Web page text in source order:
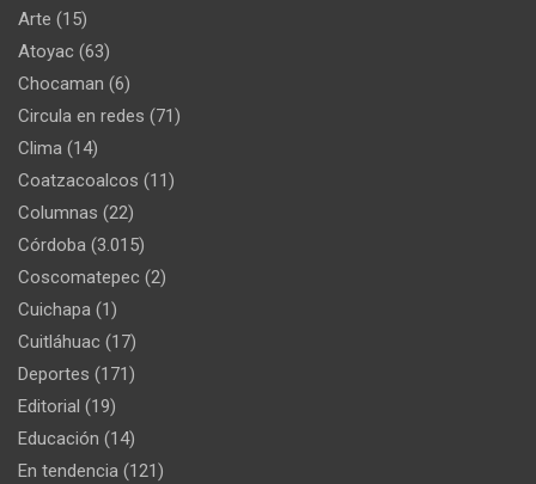
Arte (15)
Atoyac (63)
Chocaman (6)
Circula en redes (71)
Clima (14)
Coatzacoalcos (11)
Columnas (22)
Córdoba (3.015)
Coscomatepec (2)
Cuichapa (1)
Cuitláhuac (17)
Deportes (171)
Editorial (19)
Educación (14)
En tendencia (121)